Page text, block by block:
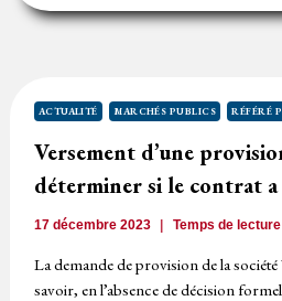
GÉNÉRAL
DÉFINITIF
D’UNE
NOTIFICATION
ACTUALITÉ MARCHÉS PUBLICS RÉFÉRÉ
Versement d’une
déterminer si le contrat a
17 décembre 2023 Temps de lecture
La demande de provision de la
savoir, en l’absence de décision